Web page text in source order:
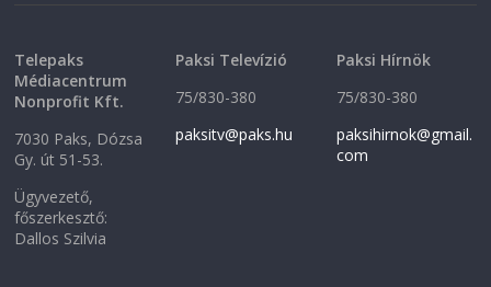
Telepaks
Médiacentrum
Nonprofit Kft.
7030 Paks, Dózsa
Gy. út 51-53.
Ügyvezető,
főszerkesztő:
Dallos Szilvia
Paksi Televízió
75/830-380
paksitv@paks.hu
Paksi Hírnök
75/830-380
paksihirnok@gmail.
com